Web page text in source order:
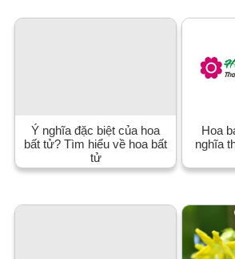
Ý nghĩa đặc biệt của hoa
bất tử? Tìm hiểu về hoa bất
tử
Hoa
nghĩa